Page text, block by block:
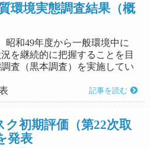
環境実態調査結果（概
昭和49年度から一般環境中に
を継続的に把握することを目
査（黒本調査）を実施してい
記事を読む
初期評価（第22次取
発表